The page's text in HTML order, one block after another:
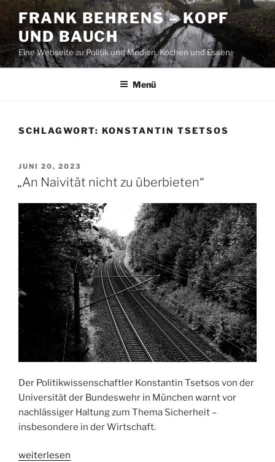
Zum
Inhalt
springen
FRANK BEHRENS – KOPF
UND BAUCH
Eine Webseite zu Politik und Medien, Kochen und Essen
Menü
SCHLAGWORT: KONSTANTIN TSETSOS
VERÖFFENTLICHT
AM
JUNI 20, 2023
„An Naivität nicht zu überbieten“
Der Politikwissenschaftler Konstantin Tsetsos von der
Universität der Bundeswehr in München warnt vor
nachlässiger Haltung zum Thema Sicherheit –
insbesondere in der Wirtschaft.
„„An
weiterlesen